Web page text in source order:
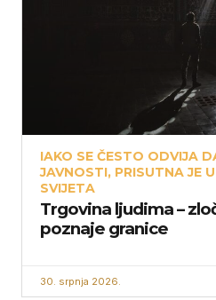
IAKO SE ČESTO ODVIJA
JAVNOSTI, PRISUTNA JE
SVIJETA
Trgovina ljudima –
poznaje granice
30. srpnja 2026.